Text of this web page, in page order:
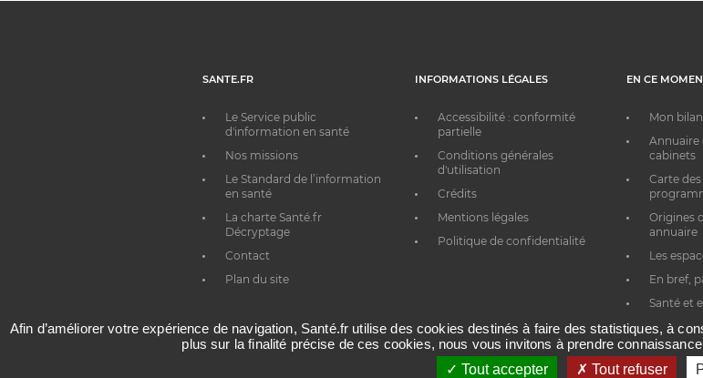
SANTE.FR
Le Service public
d'information en santé
Nos missions
Le Standard de l’information
en santé
La charte Santé.fr
Décryptage
Contact
Plan du site
INFORMATIONS LÉGALES
Accessibilité : conformité
partielle
Conditions générales
d'utilisation
Crédits
Mentions légales
Politique de confidentialité
EN CE
Mon
Annuaire
cabinets
Carte
Origines
annuaire
Les
En bref,
Santé et
Afin d’améliorer votre expérience de navigation, Santé.fr utilise des cookies destinés à faire des statistiques, à
plus sur la finalité précise de ces cookies, nous vous invitons à prendre
Tout accepter
Tout refuser